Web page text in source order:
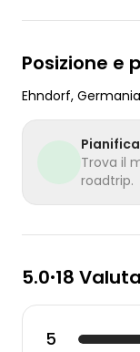
Posizione e
Ehndorf, Germania
Trova il
roadtrip.
5.0•18
5